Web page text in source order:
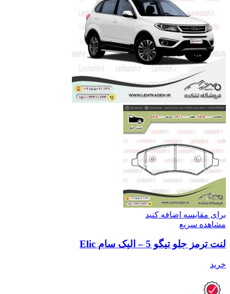
برای مقایسه اضافه کنید
مشاهده سریع
لنت ترمز جلو تیگو 5 – الیک سام Elic
خرید